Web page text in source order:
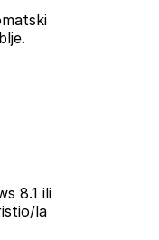
8.1 ili
la